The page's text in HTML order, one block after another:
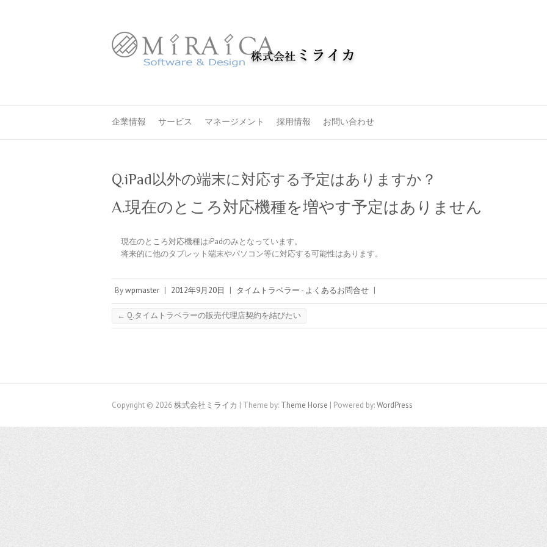
企業情報 サービス マネージメント 採用情報 お問い合わせ
Q.iPad以外の端末に対応する予定はありますか？
A.現在のところ対応機種を増やす予定はありません
現在のところ対応機種はiPadのみとなっています。
将来的に他のタブレット端末やパソコン等に対応する可能性はあります。
Bywpmaster | 2012年9月20日 | タイムトラベラー - よくあるお問合せ |
← Q.タイムトラベラーの販売代理店契約を結びたい
Copyright © 2026株式会社ミライカ | Theme by: Theme Horse | Powered by:WordPress